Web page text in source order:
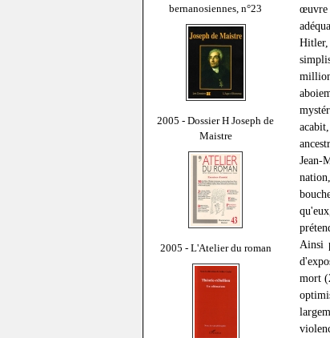
bernanosiennes, n°23
2005 - Dossier H Joseph de
Maistre
2005 - L'Atelier du roman
œuvre
Hitler,
Jean-
Ainsi
mort